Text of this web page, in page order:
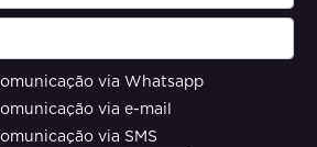
via Whatsapp
via e-mail
via SMS